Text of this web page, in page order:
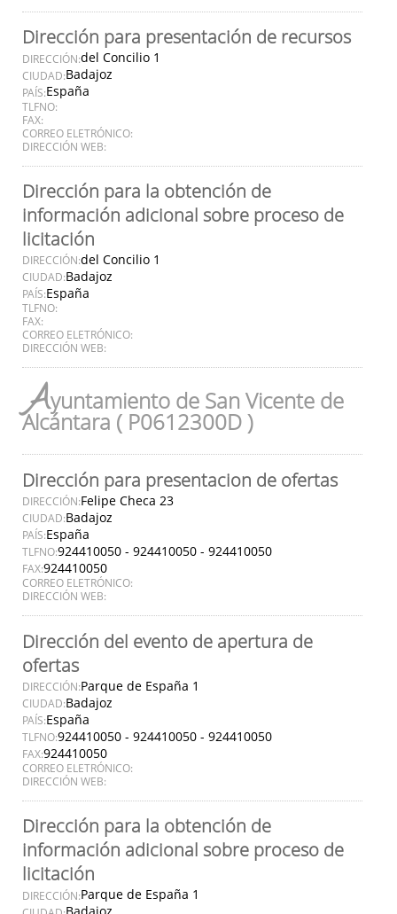
Dirección para presentación de recursos
DIRECCIÓN:del Concilio 1
CIUDAD:Badajoz
PAÍS:España
TLFNO:
FAX:
CORREO ELETRÓNICO:
DIRECCIÓN WEB:
Dirección para la obtención de
información adicional sobre proceso de
licitación
DIRECCIÓN:del Concilio 1
CIUDAD:Badajoz
PAÍS:España
TLFNO:
FAX:
CORREO ELETRÓNICO:
DIRECCIÓN WEB:
Ayuntamiento de San Vicente de
Alcántara ( P0612300D )
Dirección para presentacion de ofertas
DIRECCIÓN:Felipe Checa 23
CIUDAD:Badajoz
PAÍS:España
TLFNO:924410050 - 924410050 - 924410050
FAX:924410050
CORREO ELETRÓNICO:
DIRECCIÓN WEB:
Dirección del evento de apertura de
ofertas
DIRECCIÓN:Parque de España 1
CIUDAD:Badajoz
PAÍS:España
TLFNO:924410050 - 924410050 - 924410050
FAX:924410050
CORREO ELETRÓNICO:
DIRECCIÓN WEB:
Dirección para la obtención de
información adicional sobre proceso de
licitación
DIRECCIÓN:Parque de España 1